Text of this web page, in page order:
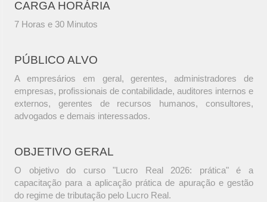
CARGA HORÁRIA
7 Horas e 30 Minutos
PÚBLICO ALVO
A empresários em geral, gerentes, administradores de
empresas, profissionais de contabilidade, auditores internos e
externos, gerentes de recursos humanos, consultores,
advogados e demais interessados.
OBJETIVO GERAL
O objetivo do curso "Lucro Real 2026: prática" é a
capacitação para a aplicação prática de apuração e gestão
do regime de tributação pelo Lucro Real.